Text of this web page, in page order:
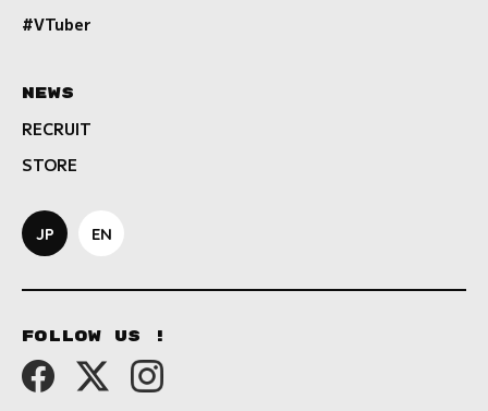
#VTuber
NEWS
RECRUIT
STORE
JP EN
FOLLOW US !